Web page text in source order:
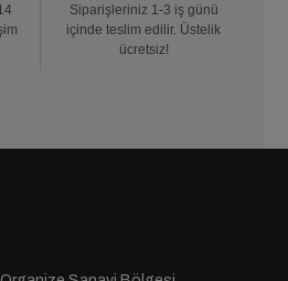
Siparişleriniz 1-3 iş günü
içinde teslim edilir. Üstelik
ücretsiz!